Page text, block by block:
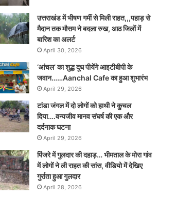
उत्तराखंड में भीषण गर्मी से मिली राहत,,,पहाड़ से
मैदान तक मौसम ने बदला रुख, आठ जिलों में
बारिश का अलर्ट
April 30, 2026
‘आंचल’ का शुद्ध दूध पीयेंगे आइटीबीपी के
जवान……Aanchal Cafe का हुआ शुभारंभ
April 29, 2026
टांडा जंगल में दो लोगों को हाथी ने कुचल
दिया….वन्यजीव मानव संघर्ष की एक और
दर्दनाक घटना
April 29, 2026
पिंजरे में गुलदार की दहाड़… भीमताल के मोरा गांव
में लोगों ने ली राहत की सांस, वीडियो में देखिए
गुर्राता हुआ गुलदार
April 28, 2026